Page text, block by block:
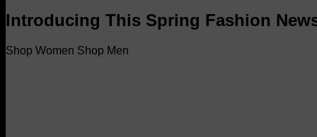
Introducing This Spring Fashion
Shop Women Shop Men